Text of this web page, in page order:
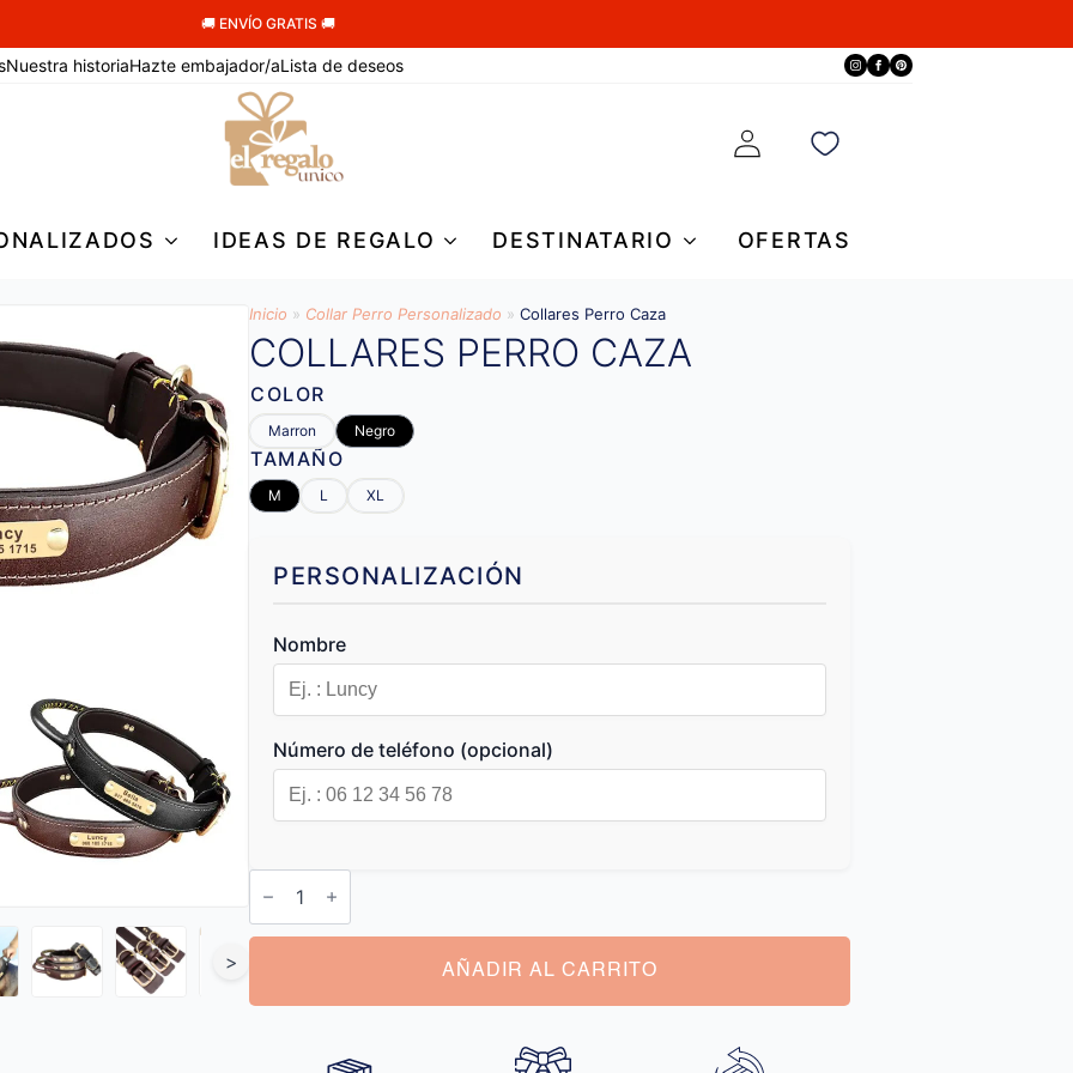
🚚 ENVÍO GRATIS 🚚
Nuestra historiaHazte embajador/aLista de deseos
IDEAS DE REGALO DESTINATARIO OFERTAS
>
Inicio » Collar Perro Personalizado » Collares Perro Caza
COLLARES PERRO CAZA
COLOR
Marron Negro
TAMAÑO
M L XL
PERSONALIZACIÓN
Nombre
Número de teléfono (opcional)
Collares
Perro
cantidad
AÑADIR AL CARRITO